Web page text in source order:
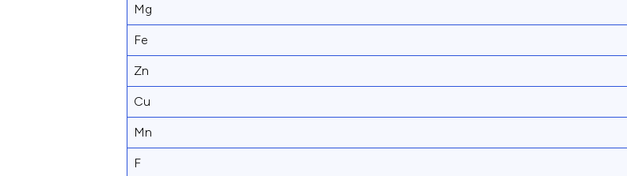
Mg
Fe
Zn
Cu
Mn
F